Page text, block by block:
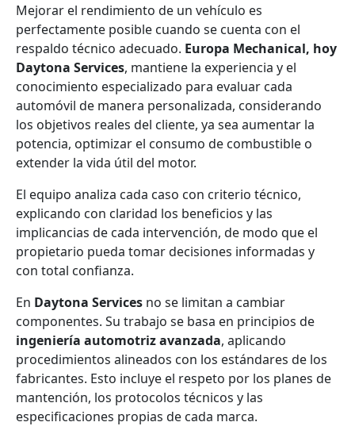
Mejorar el rendimiento de un vehículo es
perfectamente posible cuando se cuenta con el
respaldo técnico adecuado. Europa Mechanical, hoy
Daytona Services, mantiene la experiencia y el
conocimiento especializado para evaluar cada
automóvil de manera personalizada, considerando
los objetivos reales del cliente, ya sea aumentar la
potencia, optimizar el consumo de combustible o
extender la vida útil del motor.
El equipo analiza cada caso con criterio técnico,
explicando con claridad los beneficios y las
implicancias de cada intervención, de modo que el
propietario pueda tomar decisiones informadas y
con total confianza.
En Daytona Services no se limitan a cambiar
componentes. Su trabajo se basa en principios de
ingeniería automotriz avanzada, aplicando
procedimientos alineados con los estándares de los
fabricantes. Esto incluye el respeto por los planes de
mantención, los protocolos técnicos y las
especificaciones propias de cada marca.